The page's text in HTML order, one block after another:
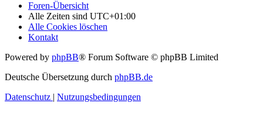
Foren-Übersicht
Alle Zeiten sind UTC+01:00
Alle Cookies löschen
Kontakt
Powered by phpBB® Forum Software © phpBB Limited
Deutsche Übersetzung durch phpBB.de
Datenschutz | Nutzungsbedingungen